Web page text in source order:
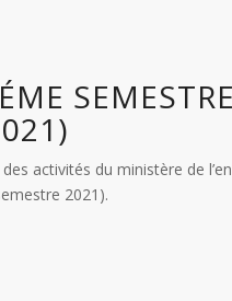
activités du ministère de
2021).